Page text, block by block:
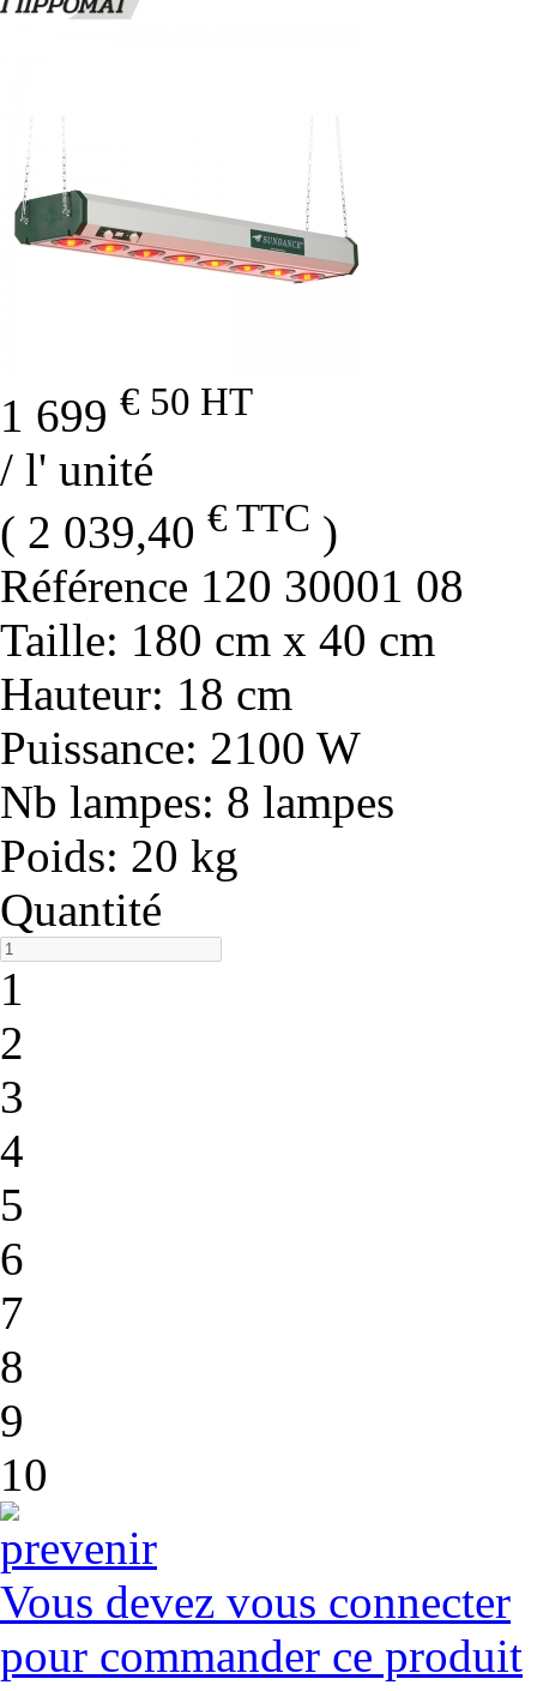
1 699 € 50 HT
/ l' unité
( 2 039,40 € TTC )
Référence 120 30001 08
Taille: 180 cm x 40 cm
Hauteur: 18 cm
Puissance: 2100 W
Nb lampes: 8 lampes
Poids: 20 kg
Quantité
1
2
3
4
5
6
7
8
9
10
Vous devez vous connecter
pour commander ce produit